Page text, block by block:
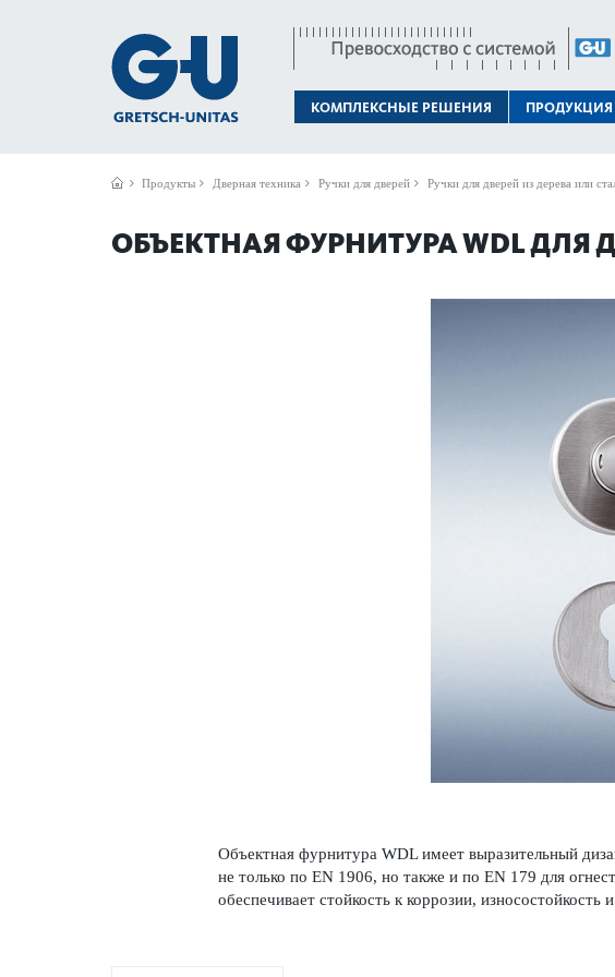
КОМПЛЕКСНЫЕ РЕШЕНИЯ ПРОДУКЦИЯ
Продукты Дверная техника Ручки для дверей Ручки для дверей из дерева или
ОБЪЕКТНАЯ ФУРНИТУРА WDL ДЛЯ
Объектная фурнитура WDL имеет выразительный
не только по EN 1906, но также и по EN 179 для
обеспечивает стой­кость к коррозии, износос­той­кость